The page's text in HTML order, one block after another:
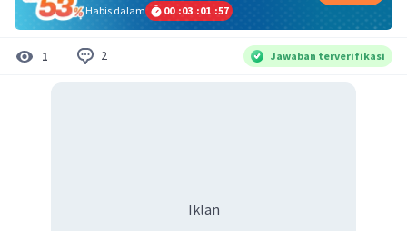
Habis dalam
00 :03 :01 :56
1 2 Jawaban terverifikasi
Iklan